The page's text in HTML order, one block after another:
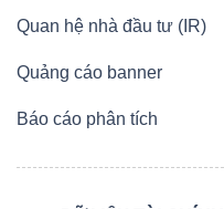
Quan hệ nhà đầu tư (IR)
Quảng cáo banner
Báo cáo phân tích